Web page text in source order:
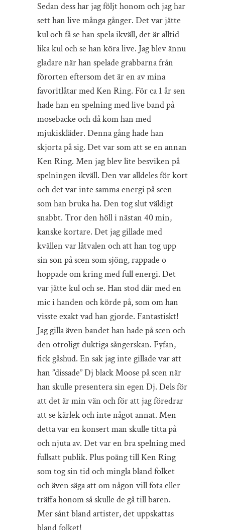
Sedan dess har jag följt honom och jag har
sett han live många gånger. Det var jätte
kul och få se han spela ikväll, det är alltid
lika kul och se han köra live. Jag blev ännu
gladare när han spelade grabbarna från
förorten eftersom det är en av mina
favoritlåtar med Ken Ring. För ca 1 år sen
hade han en spelning med live band på
mosebacke och då kom han med
mjukiskläder. Denna gång hade han
skjorta på sig. Det var som att se en annan
Ken Ring. Men jag blev lite besviken på
spelningen ikväll. Den var alldeles för kort
och det var inte samma energi på scen
som han bruka ha. Den tog slut väldigt
snabbt. Tror den höll i nästan 40 min,
kanske kortare. Det jag gillade med
kvällen var låtvalen och att han tog upp
sin son på scen som sjöng, rappade o
hoppade om kring med full energi. Det
var jätte kul och se. Han stod där med en
mic i handen och körde på, som om han
visste exakt vad han gjorde. Fantastiskt!
Jag gilla även bandet han hade på scen och
den otroligt duktiga sångerskan. Fyfan,
fick gåshud. En sak jag inte gillade var att
han ”dissade” Dj black Moose på scen när
han skulle presentera sin egen Dj. Dels för
att det är min vän och för att jag föredrar
att se kärlek och inte något annat. Men
detta var en konsert man skulle titta på
och njuta av. Det var en bra spelning med
fullsatt publik. Plus poäng till Ken Ring
som tog sin tid och mingla bland folket
och även säga att om någon vill fota eller
träffa honom så skulle de gå till baren.
Mer sånt bland artister, det uppskattas